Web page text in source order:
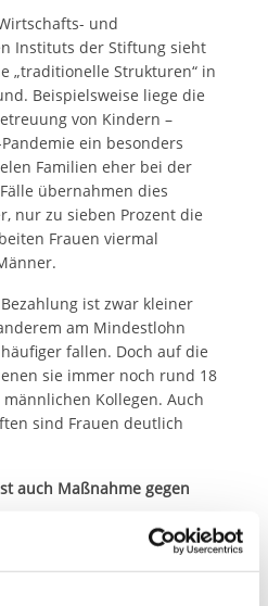
und
Instituts der Stiftung sieht
„traditionelle Strukturen“ in
Beispielsweise liege die
von Kindern –
ein besonders
Familien eher bei der
übernahmen dies
nur zu sieben Prozent die
Frauen viermal
ist zwar kleiner
am Mindestlohn
fallen. Doch auf die
sie immer noch rund 18
Kollegen. Auch
sind Frauen deutlich
auch Maßnahme gegen
(IB) legt besonderen Wert
innerhalb seiner rund